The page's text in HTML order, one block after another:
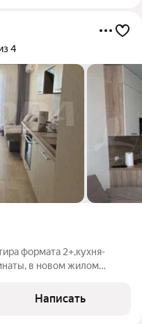
4
формата 2+,кухня-
в новом жилом
мебель первой
Написать